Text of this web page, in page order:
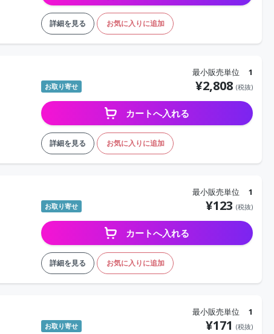
詳細を見る お気に入りに追加
最小販売単位 1
お取り寄せ ¥2,808 (税抜)
カートへ入れる
詳細を見る お気に入りに追加
最小販売単位 1
お取り寄せ ¥123 (税抜)
カートへ入れる
詳細を見る お気に入りに追加
最小販売単位 1
お取り寄せ ¥171 (税抜)